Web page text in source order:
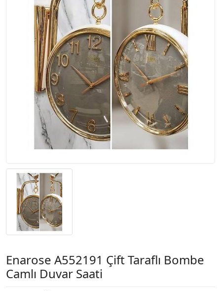
Enarose A552191 Çift Taraflı Bombe
Camlı Duvar Saati